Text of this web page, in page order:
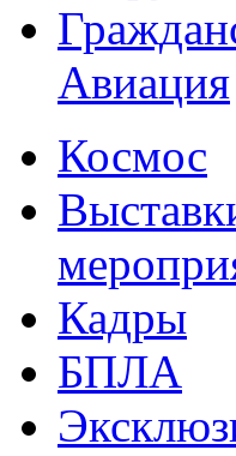
Авиация
Космос
Кадры
БПЛА